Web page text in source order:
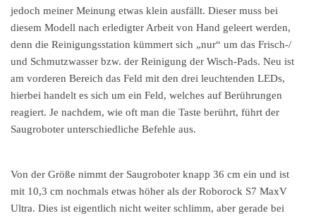
jedoch meiner Meinung etwas klein ausfällt. Dieser muss bei
diesem Modell nach erledigter Arbeit von Hand geleert werden,
denn die Reinigungsstation kümmert sich „nur“ um das Frisch-/
und Schmutzwasser bzw. der Reinigung der Wisch-Pads. Neu ist
am vorderen Bereich das Feld mit den drei leuchtenden LEDs,
hierbei handelt es sich um ein Feld, welches auf Berührungen
reagiert. Je nachdem, wie oft man die Taste berührt, führt der
Saugroboter unterschiedliche Befehle aus.
Von der Größe nimmt der Saugroboter knapp 36 cm ein und ist
mit 10,3 cm nochmals etwas höher als der Roborock S7 MaxV
Ultra. Dies ist eigentlich nicht weiter schlimm, aber gerade bei